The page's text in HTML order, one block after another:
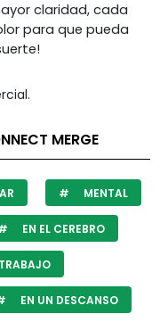
claridad, cada
para que pueda
MERGE
MENTAL
EN EL CEREBRO
EN UN DESCANSO